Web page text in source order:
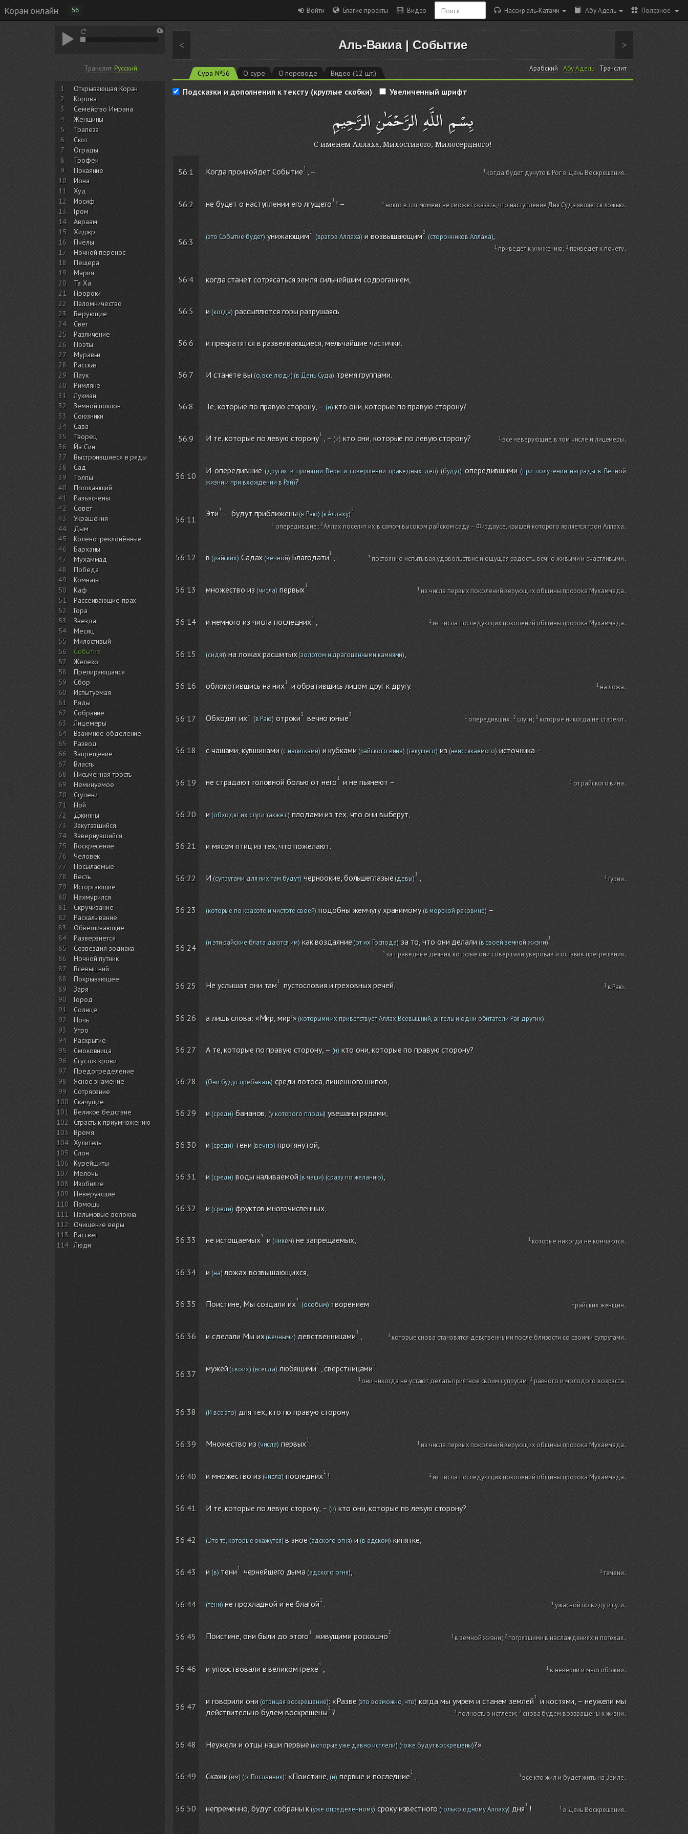
Коран онлайн 56 Войти Благие проекты Видео Нассир аль-Катами Абу Адель Полезное
Транслит Русский
1
Открывающая Коран
2
Корова
3
Семейство Имрана
4
Женщины
5
Трапеза
6
Скот
7
Ограды
8
Трофеи
9
Покаяние
10
Иона
11
Худ
12
Иосиф
13
Гром
14
Авраам
15
Хиджр
16
Пчёлы
17
Ночной перенос
18
Пещера
19
Мария
20
Та Ха
21
Пророки
22
Паломничество
23
Верующие
24
Свет
25
Различение
26
Поэты
27
Муравьи
28
Рассказ
29
Паук
30
Римляне
31
Лукман
32
Земной поклон
33
Союзники
34
Сава
35
Творец
36
Йа Син
37
Выстроившиеся в ряды
38
Сад
39
Толпы
40
Прощающий
41
Разъяснены
42
Совет
43
Украшения
44
Дым
45
Коленопреклонённые
46
Барханы
47
Мухаммад
48
Победа
49
Комнаты
50
Каф
51
Рассеивающие прах
52
Гора
53
Звезда
54
Месяц
55
Милостивый
56
Событие
57
Железо
58
Препирающаяся
59
Сбор
60
Испытуемая
61
Ряды
62
Собрание
63
Лицемеры
64
Взаимное обделение
65
Развод
66
Запрещение
67
Власть
68
Письменная трость
69
Неминуемое
70
Ступени
71
Ной
72
Джинны
73
Закутавшийся
74
Завернувшийся
75
Воскресение
76
Человек
77
Посылаемые
78
Весть
79
Исторгающие
80
Нахмурился
81
Скручивание
82
Раскалывание
83
Обвешивающие
84
Разверзнется
85
Созвездия зодиака
86
Ночной путник
87
Всевышний
88
Покрывающее
89
Заря
90
Город
91
Солнце
92
Ночь
93
Утро
94
Раскрытие
95
Смоковница
96
Сгусток крови
97
Предопределение
98
Ясное знамение
99
Сотрясение
100 Скачущие
101
Великое бедствие
102
Страсть к приумножению
103
Время
104 Хулитель
105 Слон
106 Курейшиты
107 Мелочь
108 Изобилие
109 Неверующие
110 Помощь
111
Пальмовые волокна
112
Очищение веры
113
Рассвет
114 Люди
< Аль-Вакиа| Событие >
Сура №56 О суре О переводе Видео (12 шт.)
Арабский Абу Адель Транслит
Подсказки и дополнения к тексту (круглые скобки) Увеличенный шрифт
بِسْمِ اللَّهِ الرَّحْمَٰنِ الرَّحِيمِ
С именем Аллаха, Милостивого, Милосердного!
56:1 Когда произойдет Событие , – когда будет дунуто в Рог в День Воскрешения.
56:2 не будет о наступлении его лгущего ! – никто в тот момент не сможет сказать, что наступление Дня Суда является ложью.
56:3
(это Событие будет) унижающим (врагов Аллаха) и возвышающим (сторонников Аллаха),
приведет к унижению; приведет к почету.
56:4 когда станет сотрясаться земля сильнейшим содроганием,
56:5 и(когда) рассыплются горы разрушаясь
56:6 и превратятся в развеивающиеся, мельчайшие частички.
56:7 И станете вы(о, все люди)(в День Суда) тремя группами.
56:8 Те, которые по правую сторону, – (и)кто они, которые по правую сторону?
56:9 И те, которые по левую сторону , – (и) кто они, которые по левую сторону? все неверующие, в том числе и лицемеры.
56:10
И опередившие(других в принятии Веры и совершении праведных дел)(будут) опередившими (при получении награды в Вечной
жизни и при вхождении в Рай)?
56:11
Эти – будут приближены(в Раю)(к Аллаху)
опередившие; Аллах поселит их в самом высоком райском саду – Фирдаусе, крышей которого является трон Аллаха.
56:12 в(райских)Садах(вечной)Благодати , – постоянно испытывая удовольствие и ощущая радость, вечно живыми и счастливыми.
56:13 множество из(числа) первых из числа первых поколений верующих общины пророка Мухаммада.
56:14 и немного из числа последних из числа последующих поколений общины пророка Мухаммада.
56:15 (сидят) на ложах расшитых(золотом и драгоценными камнями)
56:16 облокотившись на них и обратившись лицом друг к другу. на ложа.
56:17 Обходят их (в Раю)отроки вечно юные опередивших; слуги; которые никогда не стареют.
56:18 с чашами, кувшинами(с напитками)и кубками(райского вина)(текущего) из(неиссякаемого) источника –
56:19 не страдают головной болью от него и не пьянеют – от райского вина.
56:20 и(обходят их слуги также с) плодами из тех, что они выберут,
56:21 и мясом птиц из тех, что пожелают.
56:22 И(супругами для них там будут)черноокие, большеглазые(девы) , гурии.
56:23 (которые по красоте и чистоте своей) подобны жемчугу хранимому(в морской раковине)–
56:24
(и эти райские блага даются им)как воздаяние(от их Господа)за то, что они делали(в своей земной жизни) .
за праведные деяния, которые они совершали уверовав и оставив прегрешения.
56:25 Не услышат они там пустословия и греховных речей, в Раю.
56:26 а лишь слова: «Мир, мир!»(которыми их приветствует Аллах Всевышний, ангелы и одни обитатели Рая других)
56:27 А те, которые по правую сторону, – (и) кто они, которые по правую сторону?
56:28 (Они будут пребывать)среди лотоса, лишенного шипов,
56:29 и(среди) бананов, (у которого плоды) увешаны рядами,
56:30 и(среди) тени(вечно)протянутой,
56:31 и(среди) воды наливаемой(в чаши)(сразу по желанию),
56:32 и(среди) фруктов многочисленных,
56:33 не истощаемых и(никем)не запрещаемых, которые никогда не кончаются.
56:34 и(на)ложах возвышающихся,
56:35 Поистине, Мы создали их (особым)творением райских женщин.
56:36 и сделали Мы их(вечными)девственницами которые снова становятся девственными после близости со своими супругами.
56:37
мужей(своих)(всегда)любящими , сверстницами
они никогда не устают делать приятное своим супругам; равного и молодого возраста.
56:38 (И все это)для тех, кто по правую сторону.
56:39 Множество из(числа) первых из числа первых поколений верующих общины пророка Мухаммада.
56:40 и множество из(числа)последних ! из числа последующих поколений общины пророка Мухаммада.
56:41 И те, которые по левую сторону, – (и) кто они, которые по левую сторону?
56:42 (Это те, которые окажутся)в зное(адского огня) и(в адском)кипятке,
56:43 и(в)тени чернейшего дыма (адского огня), темени.
56:44 (тени)не прохладной и не благой . ужасной по виду и сути.
56:45 Поистине, они были до этого живущими роскошно в земной жизни; погрязшими в наслаждениях и потехах.
56:46 и упорствовали в великом грехе в неверии и многобожии.
56:47
и говорили они(отрицая воскрешение): «Разве(это возможно, что)когда мы умрем и станем землей
и костями, – неужели мы
действительно будем воскрешены ? полностью истлеем; снова будем возвращены к жизни.
56:48 Неужели и отцы наши первые (которые уже давно истлели)(тоже будут воскрешены)?»
56:49 Скажи(им)(о, Посланник): «Поистине, (и)первые и последние все кто жил и будет жить на Земле.
56:50 непременно, будут собраны к(уже определенному) сроку известного(только одному Аллаху) дня ! в День Воскрешения.